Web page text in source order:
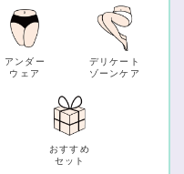
アンダー
ウェア
デリケート
ゾーンケア
おすすめ
セット